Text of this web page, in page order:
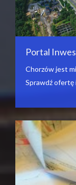
Portal
Chorzów jest
Sprawdź ofertę